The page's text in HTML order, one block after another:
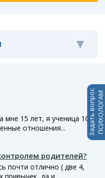
мне 15 лет, я ученица 10
отношения...
родителей?
почти отлично ( две 4,
Задать вопросПСИХОЛОГАМ